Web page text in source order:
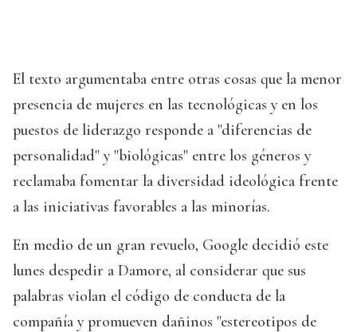
El texto argumentaba entre otras cosas que la menor
presencia de mujeres en las tecnológicas y en los
puestos de liderazgo responde a "diferencias de
personalidad" y "biológicas" entre los géneros y
reclamaba fomentar la diversidad ideológica frente
a las iniciativas favorables a las minorías.
En medio de un gran revuelo, Google decidió este
lunes despedir a Damore, al considerar que sus
palabras violan el código de conducta de la
compañía y promueven dañinos "estereotipos de